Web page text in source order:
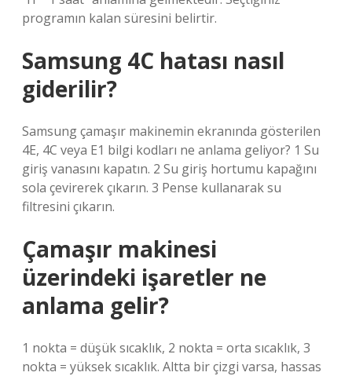
programın kalan süresini belirtir.
Samsung 4C hatası nasıl
giderilir?
Samsung çamaşır makinemin ekranında gösterilen
4E, 4C veya E1 bilgi kodları ne anlama geliyor? 1 Su
giriş vanasını kapatın. 2 Su giriş hortumu kapağını
sola çevirerek çıkarın. 3 Pense kullanarak su
filtresini çıkarın.
Çamaşır makinesi
üzerindeki işaretler ne
anlama gelir?
1 nokta = düşük sıcaklık, 2 nokta = orta sıcaklık, 3
nokta = yüksek sıcaklık. Altta bir çizgi varsa, hassas